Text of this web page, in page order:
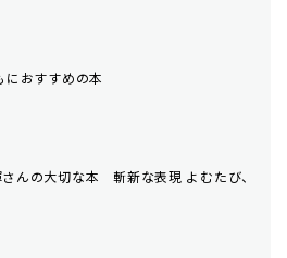
におすすめの本
んの大切な本 斬新な表現 よむたび、